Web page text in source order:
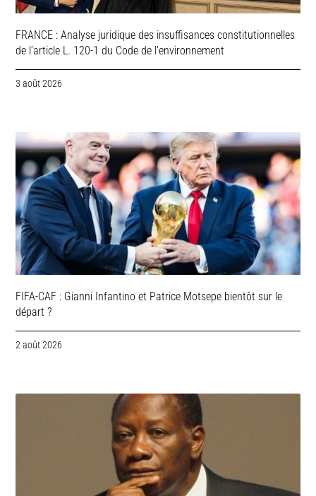
FRANCE : Analyse juridique des insuffisances constitutionnelles
de l’article L. 120-1 du Code de l’environnement
3 août 2026
FIFA-CAF : Gianni Infantino et Patrice Motsepe bientôt sur le
départ ?
2 août 2026